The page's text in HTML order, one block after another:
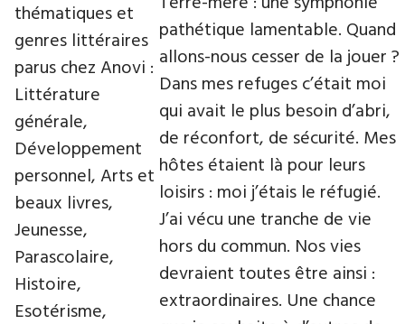
pathétique lamentable. Quand
allons-nous cesser de la jouer ?
Dans mes refuges c’était moi
qui avait le plus besoin d’abri,
de réconfort, de sécurité. Mes
hôtes étaient là pour leurs
loisirs : moi j’étais le réfugié.
J’ai vécu une tranche de vie
hors du commun. Nos vies
devraient toutes être ainsi :
extraordinaires. Une chance
thématiques et
genres littéraires
parus chez Anovi :
Littérature
générale,
Développement
personnel, Arts et
beaux livres,
Jeunesse,
Parascolaire,
Histoire,
Esotérisme,